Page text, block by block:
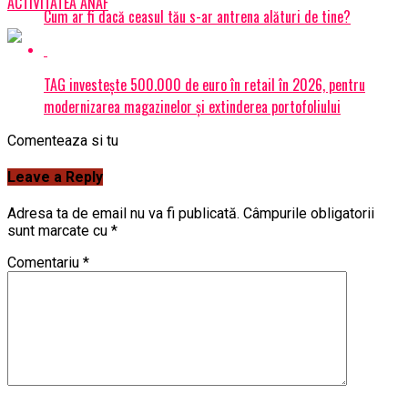
Cum ar fi dacă ceasul tău s-ar antrena alături de tine?
TAG investește 500.000 de euro în retail în 2026, pentru
modernizarea magazinelor și extinderea portofoliului
Comenteaza si tu
Leave a Reply
Adresa ta de email nu va fi publicată. Câmpurile obligatorii
sunt marcate cu *
Comentariu *